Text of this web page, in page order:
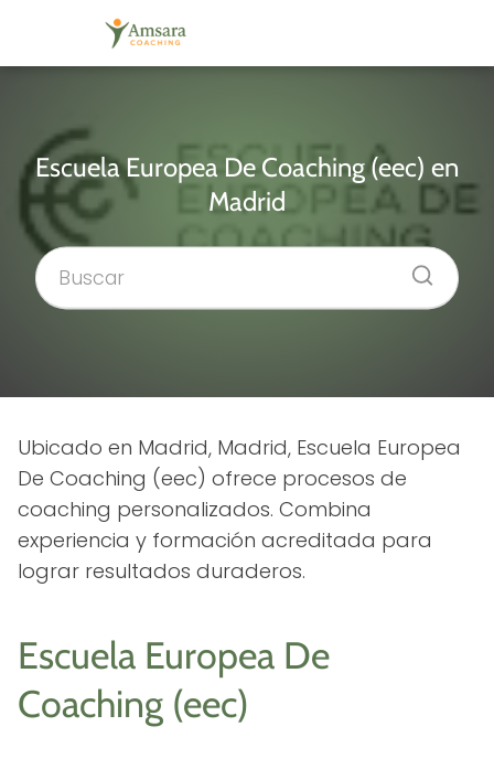
Escuela Europea De Coaching (eec) en
Madrid
Ubicado en Madrid, Madrid, Escuela Europea
De Coaching (eec) ofrece procesos de
coaching personalizados. Combina
experiencia y formación acreditada para
lograr resultados duraderos.
Escuela Europea De
Coaching (eec)